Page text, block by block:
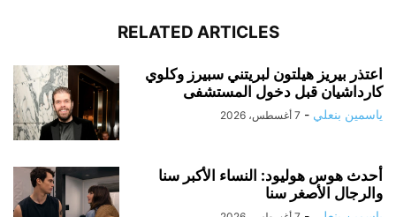
RELATED ARTICLES
اعتذر بيريز هيلتون لبريتني سبيرز وكلوي
كارداشيان قبل دخول المستشفى
ياسمين بنعلي - 7 أغسطس، 2026
أحدث هوس هوليود: النساء الأكبر سنا
والرجال الأصغر سنا